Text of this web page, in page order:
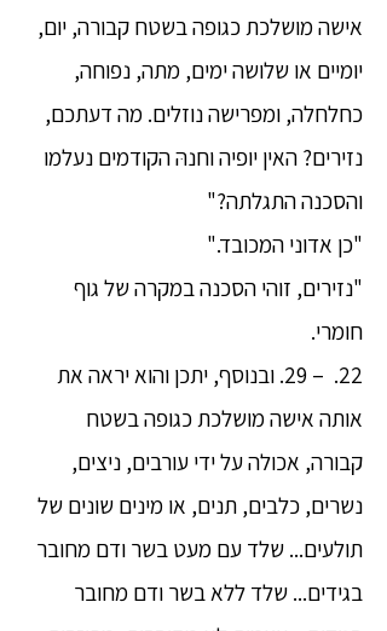
אישה מושלכת כגופה בשטח קבורה, יום,
יומיים או שלושה ימים, מתה, נפוחה,
כחלחלה, ומפרישה נוזלים. מה דעתכם,
נזירים? האין יופיה וחנהּ הקודמים נעלמו
והסכנה התגלתה?"
"כן אדוני המכובד."
"נזירים, זוהי הסכנה במקרה של גוף
חומרי.
22. – 29. ובנוסף, יתכן והוא יראה את
אותה אישה מושלכת כגופה בשטח
קבורה, אכולה על ידי עורבים, ניצים,
נשרים, כלבים, תנים, או מינים שונים של
תולעים... שלד עם מעט בשר ודם מחובר
בגידים... שלד ללא בשר ודם מחובר